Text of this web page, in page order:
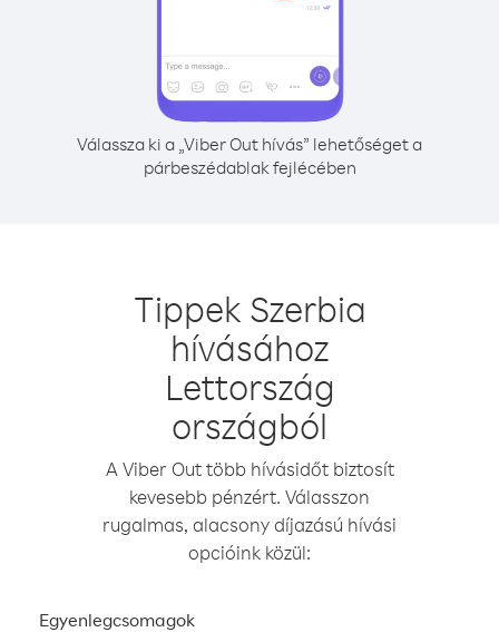
Válassza ki a „Viber Out hívás” lehetőséget a
párbeszédablak fejlécében
Tippek Szerbia
hívásához
Lettország
országból
A Viber Out több hívásidőt biztosít
kevesebb pénzért. Válasszon
rugalmas, alacsony díjazású hívási
opcióink közül:
Egyenlegcsomagok